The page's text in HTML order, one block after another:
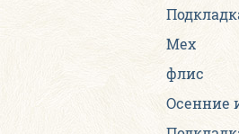
Мех
флис
Осенние